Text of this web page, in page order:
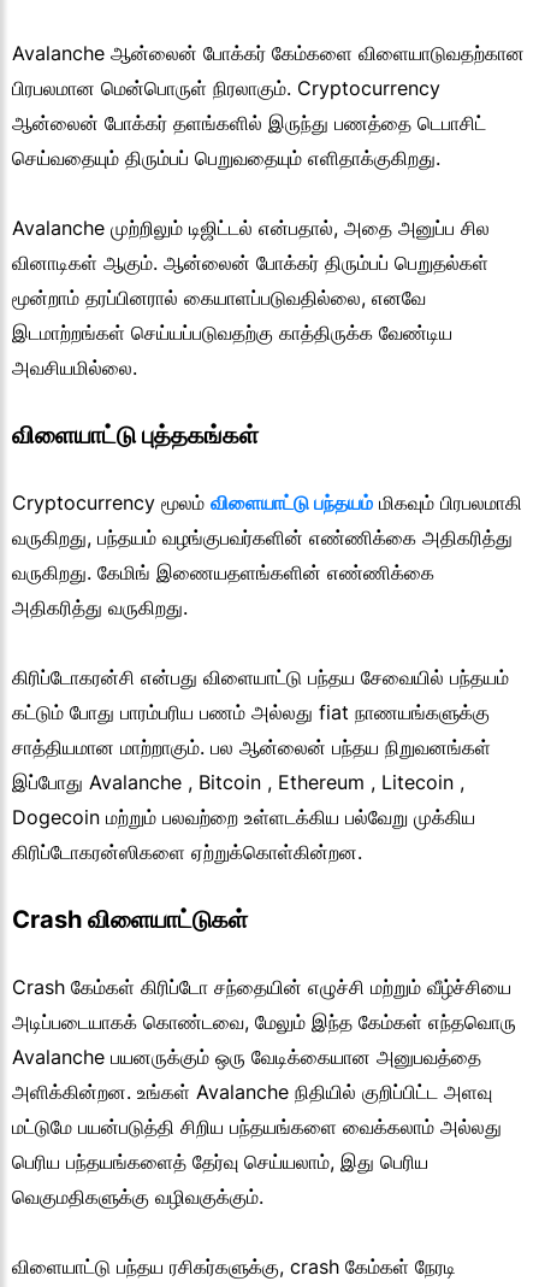
Avalanche ஆன்லைன் போக்கர் கேம்களை விளையாடுவதற்கான
பிரபலமான மென்பொருள் நிரலாகும். Cryptocurrency
ஆன்லைன் போக்கர் தளங்களில் இருந்து பணத்தை டெபாசிட்
செய்வதையும் திரும்பப் பெறுவதையும் எளிதாக்குகிறது.
Avalanche முற்றிலும் டிஜிட்டல் என்பதால், அதை அனுப்ப சில
வினாடிகள் ஆகும். ஆன்லைன் போக்கர் திரும்பப் பெறுதல்கள்
மூன்றாம் தரப்பினரால் கையாளப்படுவதில்லை, எனவே
இடமாற்றங்கள் செய்யப்படுவதற்கு காத்திருக்க வேண்டிய
அவசியமில்லை.
விளையாட்டு புத்தகங்கள்
Cryptocurrency மூலம் விளையாட்டு பந்தயம் மிகவும் பிரபலமாகி
வருகிறது, பந்தயம் வழங்குபவர்களின் எண்ணிக்கை அதிகரித்து
வருகிறது. கேமிங் இணையதளங்களின் எண்ணிக்கை
அதிகரித்து வருகிறது.
கிரிப்டோகரன்சி என்பது விளையாட்டு பந்தய சேவையில் பந்தயம்
கட்டும் போது பாரம்பரிய பணம் அல்லது fiat நாணயங்களுக்கு
சாத்தியமான மாற்றாகும். பல ஆன்லைன் பந்தய நிறுவனங்கள்
இப்போது Avalanche , Bitcoin , Ethereum , Litecoin ,
Dogecoin மற்றும் பலவற்றை உள்ளடக்கிய பல்வேறு முக்கிய
கிரிப்டோகரன்ஸிகளை ஏற்றுக்கொள்கின்றன.
Crash விளையாட்டுகள்
Crash கேம்கள் கிரிப்டோ சந்தையின் எழுச்சி மற்றும் வீழ்ச்சியை
அடிப்படையாகக் கொண்டவை, மேலும் இந்த கேம்கள் எந்தவொரு
Avalanche பயனருக்கும் ஒரு வேடிக்கையான அனுபவத்தை
அளிக்கின்றன. உங்கள் Avalanche நிதியில் குறிப்பிட்ட அளவு
மட்டுமே பயன்படுத்தி சிறிய பந்தயங்களை வைக்கலாம் அல்லது
பெரிய பந்தயங்களைத் தேர்வு செய்யலாம், இது பெரிய
வெகுமதிகளுக்கு வழிவகுக்கும்.
விளையாட்டு பந்தய ரசிகர்களுக்கு, crash கேம்கள் நேரடி